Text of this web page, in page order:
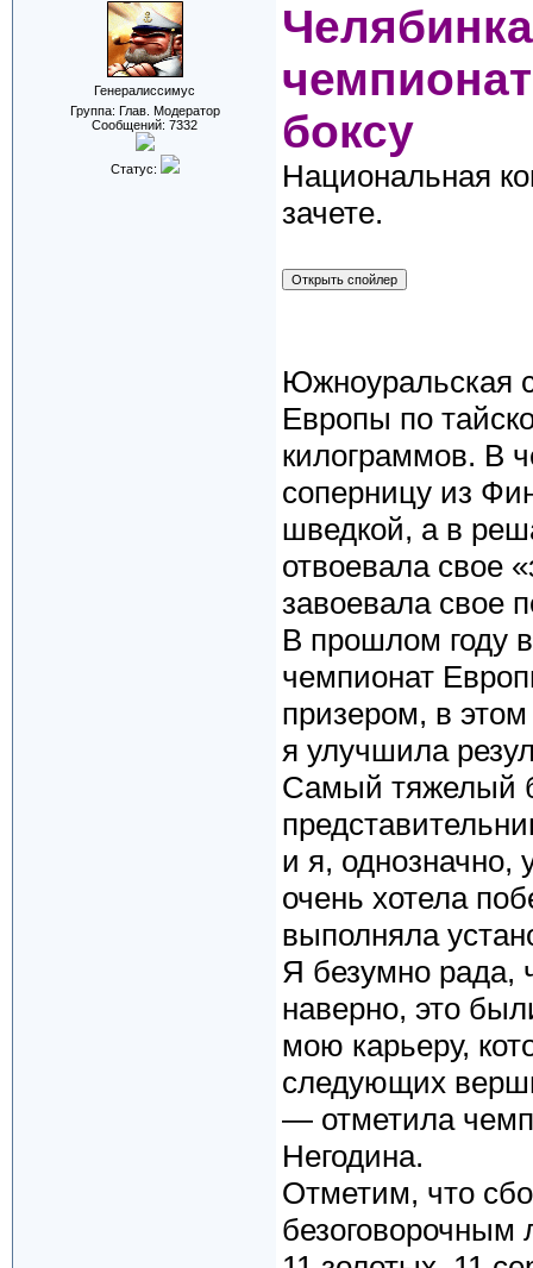
Генералиссимус
Группа: Глав. Модератор
Сообщений: 7332
Статус:
боксу
Национальная
зачете.
Южноуральская
Европы по
килограммов. В
соперницу из
шведкой, а в
отвоевала свое
завоевала свое
В прошлом году
чемпионат
призером, в
я улучшила
Самый тяжелый
и я, однозначно,
очень хотела
выполняла
Я безумно рада,
наверно, это
мою карьеру,
следующих
— отметила
Негодина.
Отметим, что